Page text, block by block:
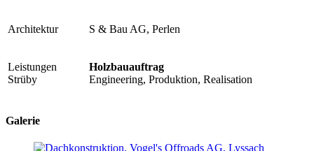
Architektur S & Bau AG, Perlen
Leistungen
Strüby
Holzbauauftrag
Engineering, Produktion, Realisation
Galerie